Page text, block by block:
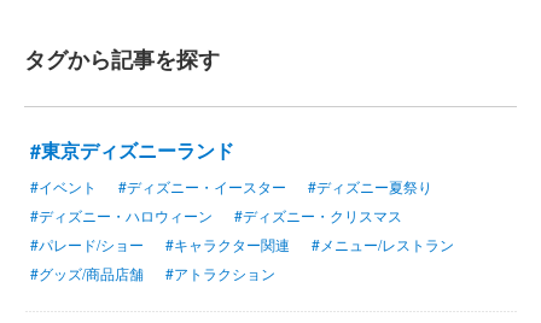
タグから記事を探す
#東京ディズニーランド
#イベント #ディズニー・イースター
#ディズニー夏祭り
#ディズニー・ハロウィーン
#ディズニー・クリスマス
#パレード/ショー
#キャラクター関連
#メニュー/レストラン
#グッズ/商品店舗
#アトラクション